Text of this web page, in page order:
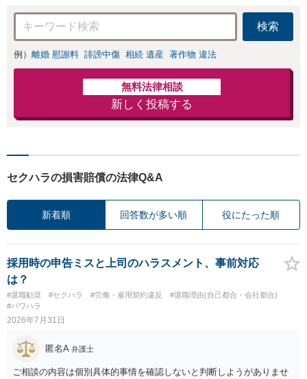
検索
例） 離婚 慰謝料 誹謗中傷 相続 遺産 著作物 違法
無料法律相談
新しく投稿する
セクハラの損害賠償の法律Q&A
新着順 回答数が多い順 役にたった順
採用時の申告ミスと上司のハラスメント、事前対応
は？
#退職勧奨 #セクハラ #労働・雇用契約違反
#退職理由(自己都合・会社都合)
#パワハラ
2026年7月31日
匿名A 弁護士
ご相談の内容は個別具体的事情を確認しないと判断しようがありませ